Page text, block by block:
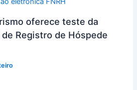
oferece teste da
Registro de Hóspede